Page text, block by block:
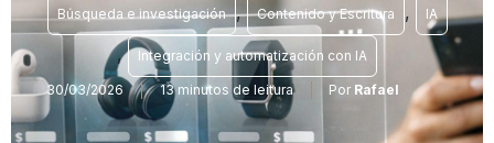
Búsqueda e investigación , Contenido y Escritura , IA
, Integración y automatización con IA
30/03/2026 13 minutos de leitura Por Rafael